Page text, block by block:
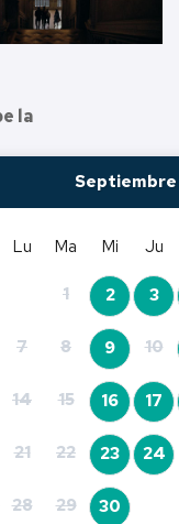
la
Septiembre
Lu Ma Mi Ju
1 2 3
7 8 9 10
14 15 16 17
21 22 23 24
28 29 30